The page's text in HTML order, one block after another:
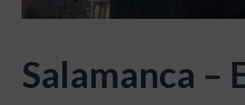
Salamanca –